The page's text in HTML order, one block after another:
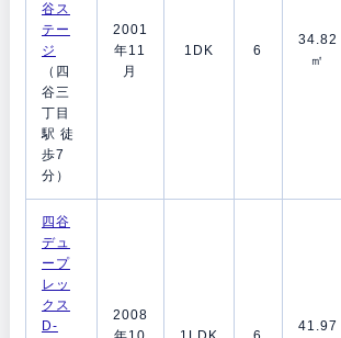
谷ス
テー
ジ
（四
谷三
丁目
駅 徒
歩7
分）
2001
年11
月
1DK 6
34.82
㎡
四谷
デュ
ープ
レッ
クス
D-
2008
41.97